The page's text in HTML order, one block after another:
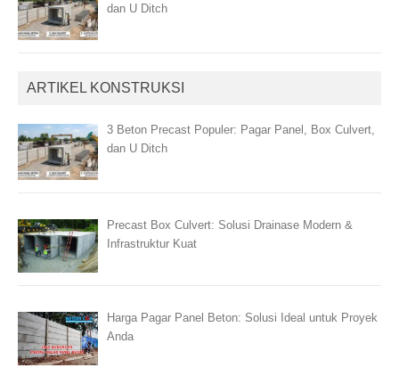
dan U Ditch
ARTIKEL KONSTRUKSI
3 Beton Precast Populer: Pagar Panel, Box Culvert,
dan U Ditch
Precast Box Culvert: Solusi Drainase Modern &
Infrastruktur Kuat
Harga Pagar Panel Beton: Solusi Ideal untuk Proyek
Anda